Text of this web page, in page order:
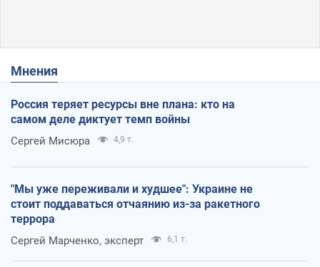
Мнения
Россия теряет ресурсы вне плана: кто на
самом деле диктует темп войны
Сергей Мисюра 4,9 т.
"Мы уже переживали и худшее": Украине не
стоит поддаваться отчаянию из-за ракетного
террора
Сергей Марченко, эксперт 6,1 т.